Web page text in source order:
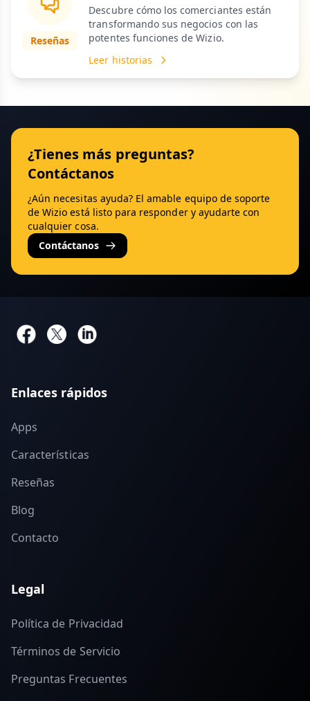
Reseñas
Descubre cómo los comerciantes están
transformando sus negocios con las
potentes funciones de Wizio.
Leer historias
¿Tienes más preguntas?
Contáctanos
¿Aún necesitas ayuda? El amable equipo de soporte
de Wizio está listo para responder y ayudarte con
cualquier cosa.
Contáctanos
Enlaces rápidos
Apps
Características
Reseñas
Blog
Contacto
Legal
Política de Privacidad
Términos de Servicio
Preguntas Frecuentes